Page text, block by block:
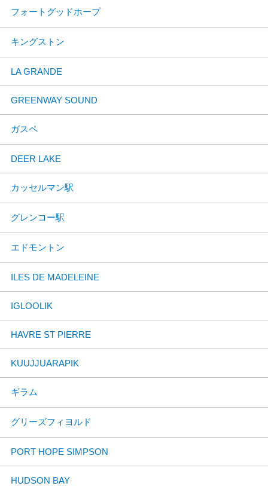
フォートグッドホープ
キングストン
LA GRANDE
GREENWAY SOUND
ガスペ
DEER LAKE
カッセルマン駅
グレンコー駅
エドモントン
ILES DE MADELEINE
IGLOOLIK
HAVRE ST PIERRE
KUUJJUARAPIK
ギラム
グリーズフィヨルド
PORT HOPE SIMPSON
HUDSON BAY